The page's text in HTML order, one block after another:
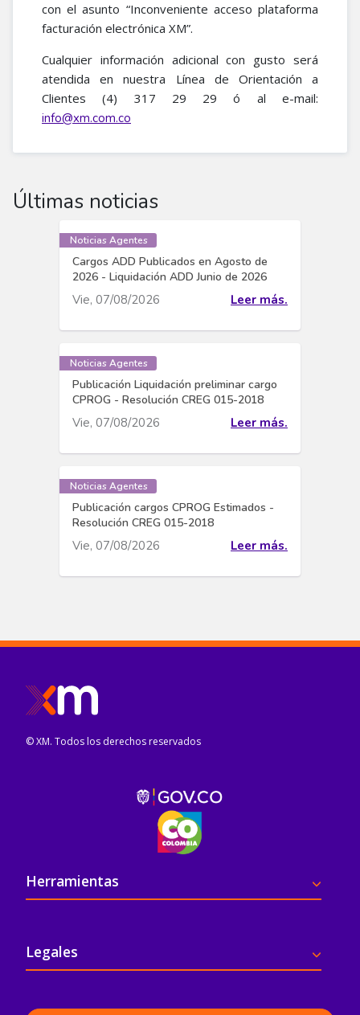
con el asunto “Inconveniente acceso plataforma
facturación electrónica XM”.
Cualquier información adicional con gusto será
atendida en nuestra Línea de Orientación a
Clientes (4) 317 29 29 ó al e-mail:
info@xm.com.co
Últimas noticias
Noticias Agentes
Cargos ADD Publicados en Agosto de
2026 - Liquidación ADD Junio de 2026
Vie, 07/08/2026 Leer más.
Noticias Agentes
Publicación Liquidación preliminar cargo
CPROG - Resolución CREG 015-2018
Vie, 07/08/2026 Leer más.
Noticias Agentes
Publicación cargos CPROG Estimados -
Resolución CREG 015-2018
Vie, 07/08/2026 Leer más.
© XM. Todos los derechos reservados
Pie de página
Herramientas
Legales